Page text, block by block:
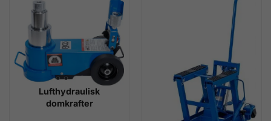
Lufthydraulisk
domkrafter